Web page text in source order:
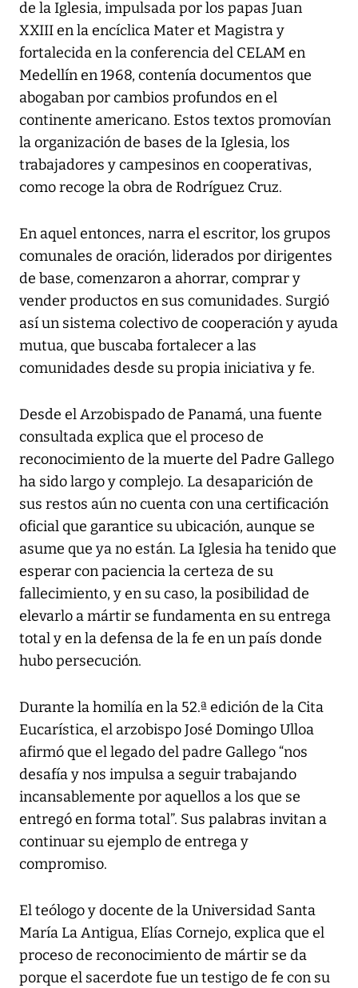
de la Iglesia, impulsada por los papas Juan
XXIII en la encíclica Mater et Magistra y
fortalecida en la conferencia del CELAM en
Medellín en 1968, contenía documentos que
abogaban por cambios profundos en el
continente americano. Estos textos promovían
la organización de bases de la Iglesia, los
trabajadores y campesinos en cooperativas,
como recoge la obra de Rodríguez Cruz.
En aquel entonces, narra el escritor, los grupos
comunales de oración, liderados por dirigentes
de base, comenzaron a ahorrar, comprar y
vender productos en sus comunidades. Surgió
así un sistema colectivo de cooperación y ayuda
mutua, que buscaba fortalecer a las
comunidades desde su propia iniciativa y fe.
Desde el Arzobispado de Panamá, una fuente
consultada explica que el proceso de
reconocimiento de la muerte del Padre Gallego
ha sido largo y complejo. La desaparición de
sus restos aún no cuenta con una certificación
oficial que garantice su ubicación, aunque se
asume que ya no están. La Iglesia ha tenido que
esperar con paciencia la certeza de su
fallecimiento, y en su caso, la posibilidad de
elevarlo a mártir se fundamenta en su entrega
total y en la defensa de la fe en un país donde
hubo persecución.
Durante la homilía en la 52.ª edición de la Cita
Eucarística, el arzobispo José Domingo Ulloa
afirmó que el legado del padre Gallego “nos
desafía y nos impulsa a seguir trabajando
incansablemente por aquellos a los que se
entregó en forma total”. Sus palabras invitan a
continuar su ejemplo de entrega y
compromiso.
El teólogo y docente de la Universidad Santa
María La Antigua, Elías Cornejo, explica que el
proceso de reconocimiento de mártir se da
porque el sacerdote fue un testigo de fe con su